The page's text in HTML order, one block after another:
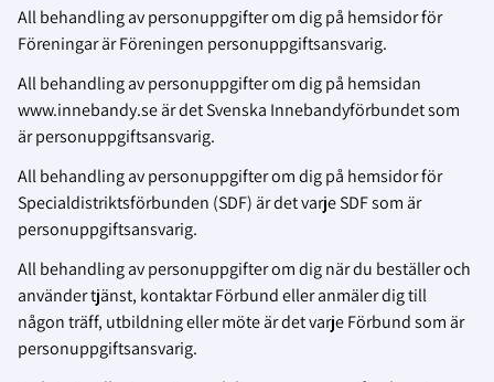
All behandling av personuppgifter om dig på hemsidor för
Föreningar är Föreningen personuppgiftsansvarig.
All behandling av personuppgifter om dig på hemsidan
www.innebandy.se är det Svenska Innebandyförbundet som
är personuppgiftsansvarig.
All behandling av personuppgifter om dig på hemsidor för
Specialdistriktsförbunden (SDF) är det varje SDF som är
personuppgiftsansvarig.
All behandling av personuppgifter om dig när du beställer och
använder tjänst, kontaktar Förbund eller anmäler dig till
någon träff, utbildning eller möte är det varje Förbund som är
personuppgiftsansvarig.